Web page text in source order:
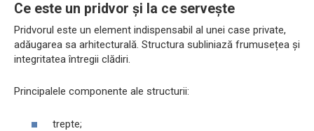
Ce este un pridvor și la ce servește
Pridvorul este un element indispensabil al unei case private,
adăugarea sa arhitecturală. Structura subliniază frumusețea și
integritatea întregii clădiri.
Principalele componente ale structurii:
trepte;